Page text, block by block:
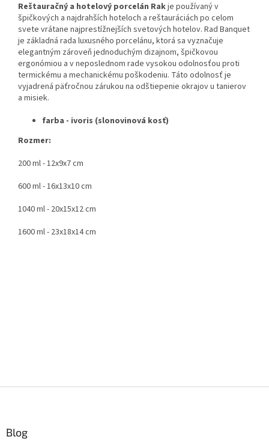
Reštauračný a hotelový porcelán Rakje používaný v
špičkových a najdrahších hoteloch a reštauráciách po celom
svete vrátane najprestížnejších svetových hotelov. Rad Banquet
je základná rada luxusného porcelánu, ktorá sa vyznačuje
elegantným zároveň jednoduchým dizajnom, špičkovou
ergonómiou a v neposlednom rade vysokou odolnosťou proti
termickému a mechanickému poškodeniu. Táto odolnosť je
vyjadrená päťročnou zárukou na odštiepenie okrajov u tanierov
a misiek.
farba - ivoris (slonovinová kosť)
Rozmer:
200 ml - 12x9x7 cm
600 ml - 16x13x10 cm
1040 ml - 20x15x12 cm
1600 ml - 23x18x14 cm
Blog